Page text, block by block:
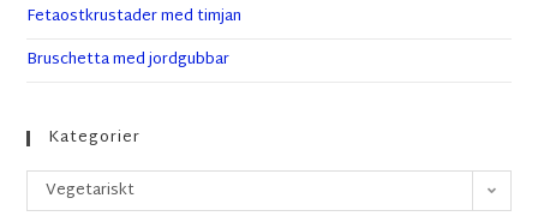
Fetaostkrustader med timjan
Bruschetta med jordgubbar
Kategorier
Vegetariskt